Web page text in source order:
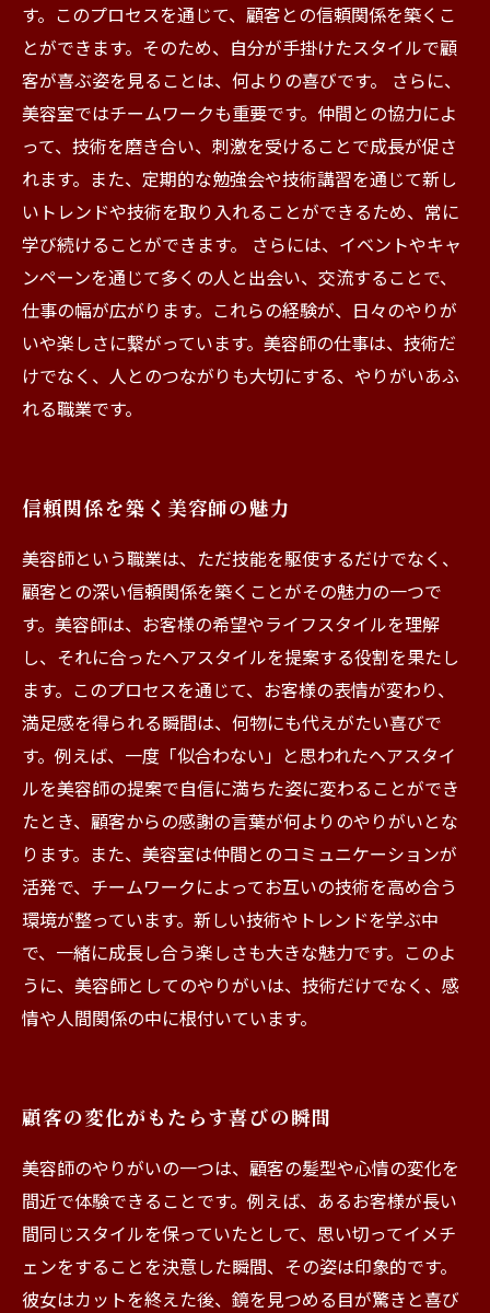
す。このプロセスを通じて、顧客との信頼関係を築くこ
とができます。そのため、自分が手掛けたスタイルで顧
客が喜ぶ姿を見ることは、何よりの喜びです。 さらに、
美容室ではチームワークも重要です。仲間との協力によ
って、技術を磨き合い、刺激を受けることで成長が促さ
れます。また、定期的な勉強会や技術講習を通じて新し
いトレンドや技術を取り入れることができるため、常に
学び続けることができます。 さらには、イベントやキャ
ンペーンを通じて多くの人と出会い、交流することで、
仕事の幅が広がります。これらの経験が、日々のやりが
いや楽しさに繋がっています。美容師の仕事は、技術だ
けでなく、人とのつながりも大切にする、やりがいあふ
れる職業です。
信頼関係を築く美容師の魅力
美容師という職業は、ただ技能を駆使するだけでなく、
顧客との深い信頼関係を築くことがその魅力の一つで
す。美容師は、お客様の希望やライフスタイルを理解
し、それに合ったヘアスタイルを提案する役割を果たし
ます。このプロセスを通じて、お客様の表情が変わり、
満足感を得られる瞬間は、何物にも代えがたい喜びで
す。例えば、一度「似合わない」と思われたヘアスタイ
ルを美容師の提案で自信に満ちた姿に変わることができ
たとき、顧客からの感謝の言葉が何よりのやりがいとな
ります。また、美容室は仲間とのコミュニケーションが
活発で、チームワークによってお互いの技術を高め合う
環境が整っています。新しい技術やトレンドを学ぶ中
で、一緒に成長し合う楽しさも大きな魅力です。このよ
うに、美容師としてのやりがいは、技術だけでなく、感
情や人間関係の中に根付いています。
顧客の変化がもたらす喜びの瞬間
美容師のやりがいの一つは、顧客の髪型や心情の変化を
間近で体験できることです。例えば、あるお客様が長い
間同じスタイルを保っていたとして、思い切ってイメチ
ェンをすることを決意した瞬間、その姿は印象的です。
彼女はカットを終えた後、鏡を見つめる目が驚きと喜び